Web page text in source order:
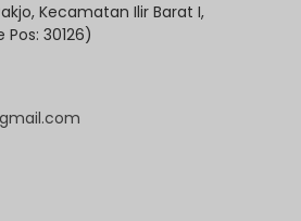
Kecamatan Ilir Barat I,
30126)